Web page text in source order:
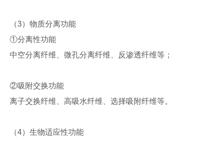
（3）物质分离功能
①分离性功能
中空分离纤维、微孔分离纤维、反渗透纤维等；
②吸附交换功能
离子交换纤维、高吸水纤维、选择吸附纤维等。
（4）生物适应性功能